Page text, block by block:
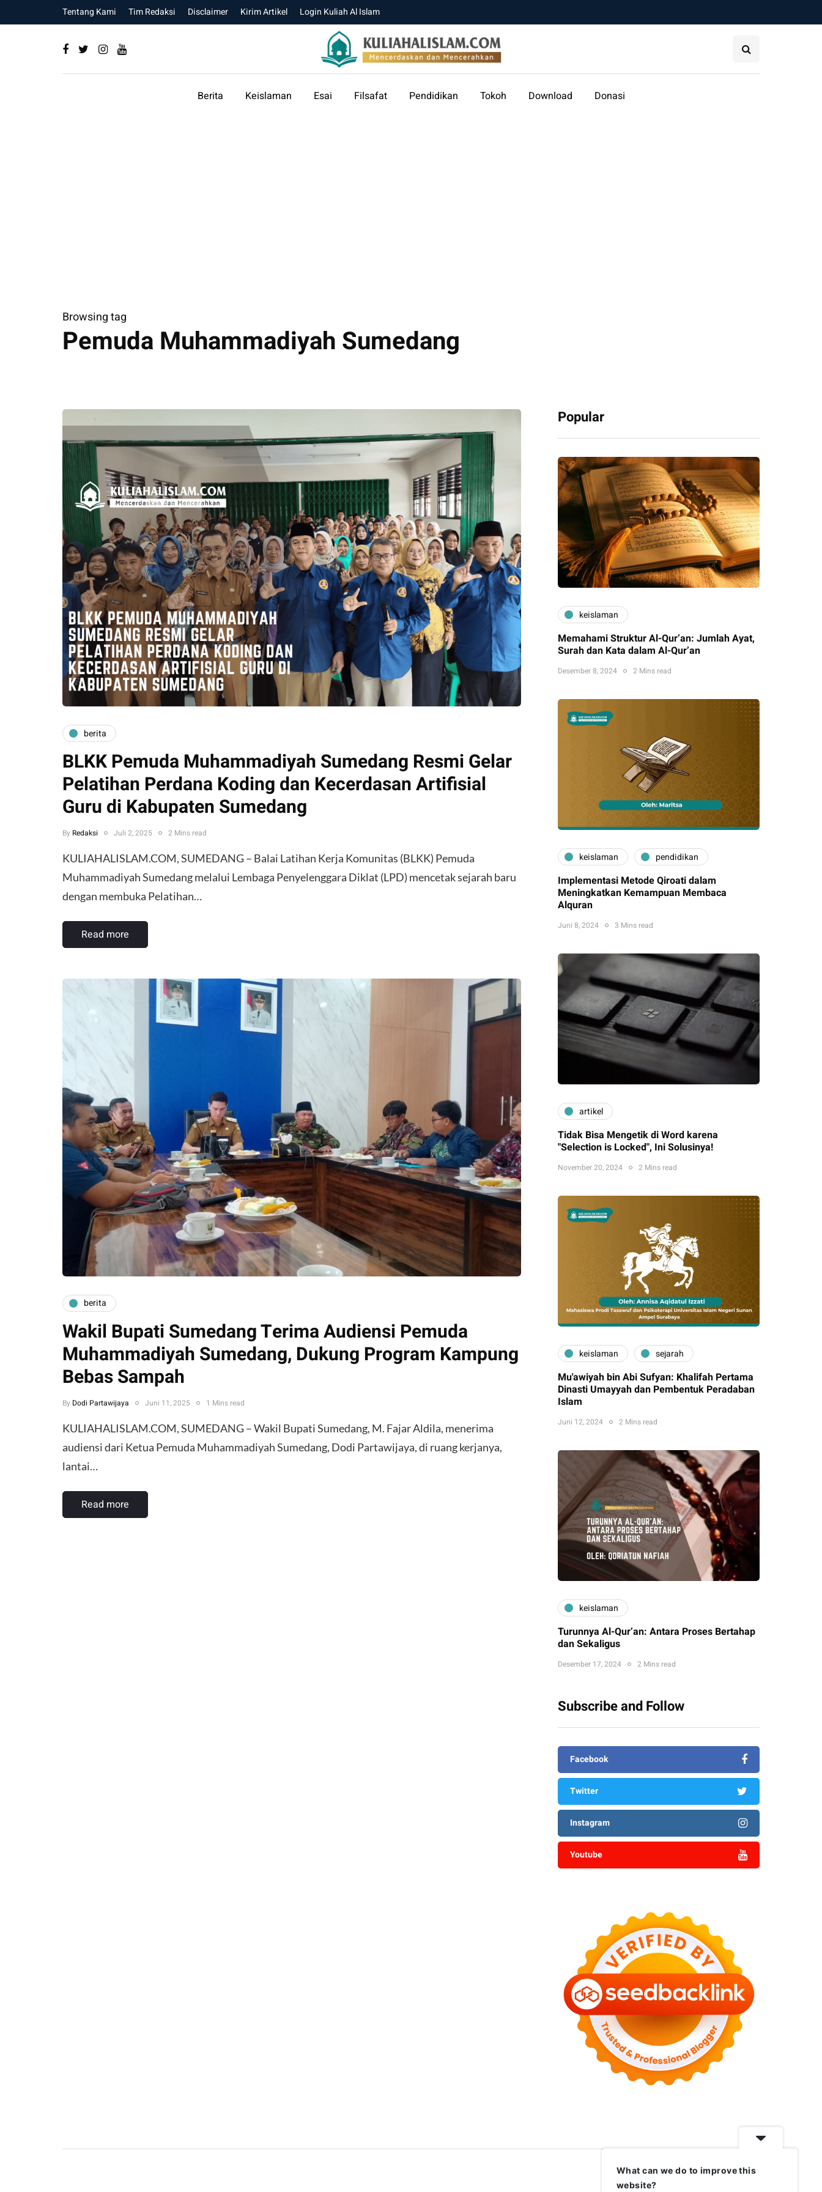
Tentang Kami Tim Redaksi Disclaimer Kirim Artikel Login Kuliah Al Islam
Berita Keislaman Esai Filsafat Pendidikan Tokoh Download Donasi
Browsing tag
Pemuda Muhammadiyah Sumedang
berita
BLKK Pemuda Muhammadiyah Sumedang Resmi Gelar
Pelatihan Perdana Koding dan Kecerdasan Artifisial
Guru di Kabupaten Sumedang
By Redaksi Juli 2, 2025 2 Mins read
KULIAHALISLAM.COM, SUMEDANG – Balai Latihan Kerja Komunitas (BLKK) Pemuda
Muhammadiyah Sumedang melalui Lembaga Penyelenggara Diklat (LPD) mencetak sejarah baru
dengan membuka Pelatihan…
Read more
berita
Wakil Bupati Sumedang Terima Audiensi Pemuda
Muhammadiyah Sumedang, Dukung Program Kampung
Bebas Sampah
By Dodi Partawijaya Juni 11, 2025 1 Mins read
KULIAHALISLAM.COM, SUMEDANG – Wakil Bupati Sumedang, M. Fajar Aldila, menerima
audiensi dari Ketua Pemuda Muhammadiyah Sumedang, Dodi Partawijaya, di ruang kerjanya,
lantai…
Read more
Popular
keislaman
Memahami Struktur Al-Qur’an: Jumlah Ayat,
Surah dan Kata dalam Al-Qur’an
Desember 8, 2024 2 Mins read
keislaman pendidikan
Implementasi Metode Qiroati dalam
Meningkatkan Kemampuan Membaca
Alquran
Juni 8, 2024 3 Mins read
artikel
Tidak Bisa Mengetik di Word karena
"Selection is Locked", Ini Solusinya!
November 20, 2024 2 Mins read
keislaman sejarah
Mu'awiyah bin Abi Sufyan: Khalifah Pertama
Dinasti Umayyah dan Pembentuk Peradaban
Islam
Juni 12, 2024 2 Mins read
keislaman
Turunnya Al-Qur’an: Antara Proses Bertahap
dan Sekaligus
Desember 17, 2024 2 Mins read
Subscribe and Follow
Facebook
Twitter
Instagram
Youtube
What can we do to improve this
website?